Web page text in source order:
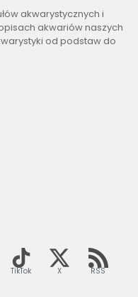
akwarystycznych i
akwariów naszych
od podstaw do
TikTok X RSS